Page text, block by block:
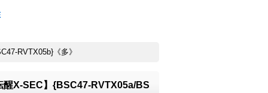
RVTX05b}《多》
醒X-SEC】{BSC47-RVTX05a/BS